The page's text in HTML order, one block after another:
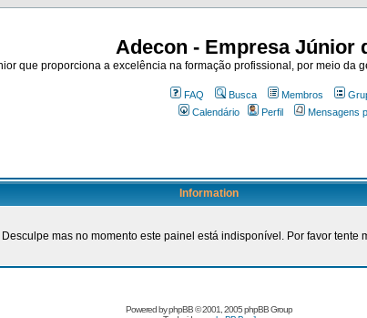
Adecon - Empresa Júnior
que proporciona a excelência na formação profissional, por meio da
FAQ Busca Membros
Calendário
Perfil Mensagens
Information
Desculpe mas no momento este painel está indisponível. Por favor tente
Powered byphpBB© 2001, 2005 phpBB Group